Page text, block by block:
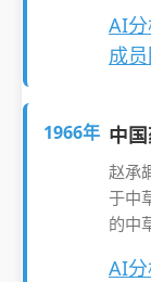
AI
成
1966年 中
赵承
于中
的中
AI